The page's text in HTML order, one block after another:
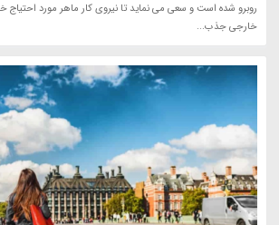
روبرو شده است و سعی می نماید تا نیروی کار ماهر مورد احتیاج
خارجی جذب...